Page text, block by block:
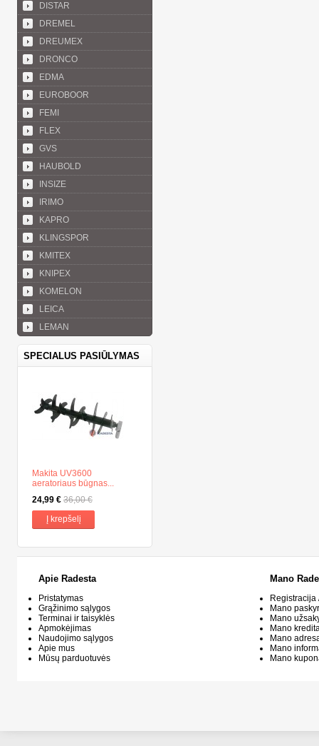
DISTAR
DREMEL
DREUMEX
DRONCO
EDMA
EUROBOOR
FEMI
FLEX
GVS
HAUBOLD
INSIZE
IRIMO
KAPRO
KLINGSPOR
KMITEX
KNIPEX
KOMELON
LEICA
LEMAN
SPECIALUS PASIŪLYMAS
Makita UV3600
aeratoriaus būgnas...
24,99 € 36,00 €
Į krepšelį
Apie Radesta
Pristatymas
Grąžinimo sąlygos
Terminai ir taisyklės
Apmokėjimas
Naudojimo sąlygos
Apie mus
Mūsų parduotuvės
Mano
Mano
Mano
Mano
Mano
Mano
Mano